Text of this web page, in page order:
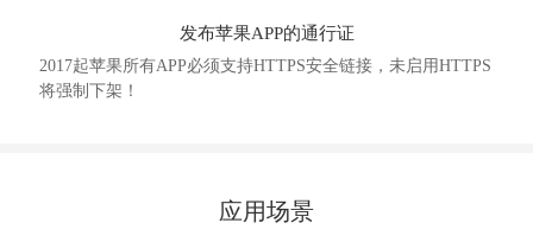
发布苹果APP的通行证
2017起苹果所有APP必须支持HTTPS安全链接，未启用HTTPS
将强制下架！
应用场景